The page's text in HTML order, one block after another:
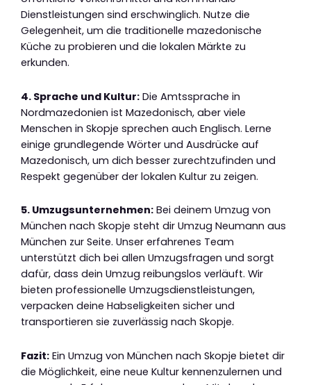
Dienstleistungen sind erschwinglich. Nutze die
Gelegenheit, um die traditionelle mazedonische
Küche zu probieren und die lokalen Märkte zu
erkunden.
4. Sprache und Kultur: Die Amtssprache in
Nordmazedonien ist Mazedonisch, aber viele
Menschen in Skopje sprechen auch Englisch. Lerne
einige grundlegende Wörter und Ausdrücke auf
Mazedonisch, um dich besser zurechtzufinden und
Respekt gegenüber der lokalen Kultur zu zeigen.
5. Umzugsunternehmen: Bei deinem Umzug von
München nach Skopje steht dir Umzug Neumann aus
München zur Seite. Unser erfahrenes Team
unterstützt dich bei allen Umzugsfragen und sorgt
dafür, dass dein Umzug reibungslos verläuft. Wir
bieten professionelle Umzugsdienstleistungen,
verpacken deine Habseligkeiten sicher und
transportieren sie zuverlässig nach Skopje.
Fazit: Ein Umzug von München nach Skopje bietet dir
die Möglichkeit, eine neue Kultur kennenzulernen und